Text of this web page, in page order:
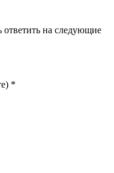
ответить на следующие
*